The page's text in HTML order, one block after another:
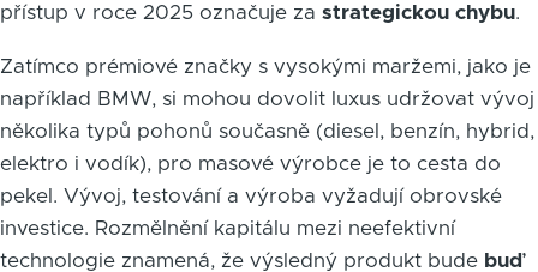
přístup v roce 2025 označuje za strategickou chybu.
Zatímco prémiové značky s vysokými maržemi, jako je
například BMW, si mohou dovolit luxus udržovat vývoj
několika typů pohonů současně (diesel, benzín, hybrid,
elektro i vodík), pro masové výrobce je to cesta do
pekel. Vývoj, testování a výroba vyžadují obrovské
investice. Rozmělnění kapitálu mezi neefektivní
technologie znamená, že výsledný produkt bude buď